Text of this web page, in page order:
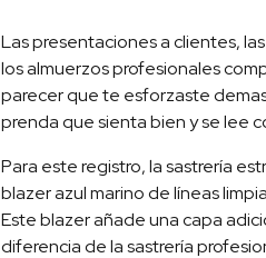
Las presentaciones a clientes,
los almuerzos profesionales
parecer que te esforzaste
prenda que sienta bien y se lee
Para este registro, la sastrería
blazer azul marino de líneas
Este blazer añade una capa
diferencia de la sastrería